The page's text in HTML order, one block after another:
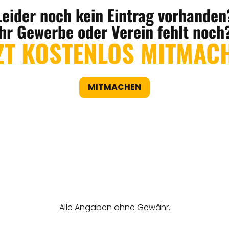
noch kein Eintrag
Gewerbe oder Verein fehlt
KOSTENLOS
MITMACHEN